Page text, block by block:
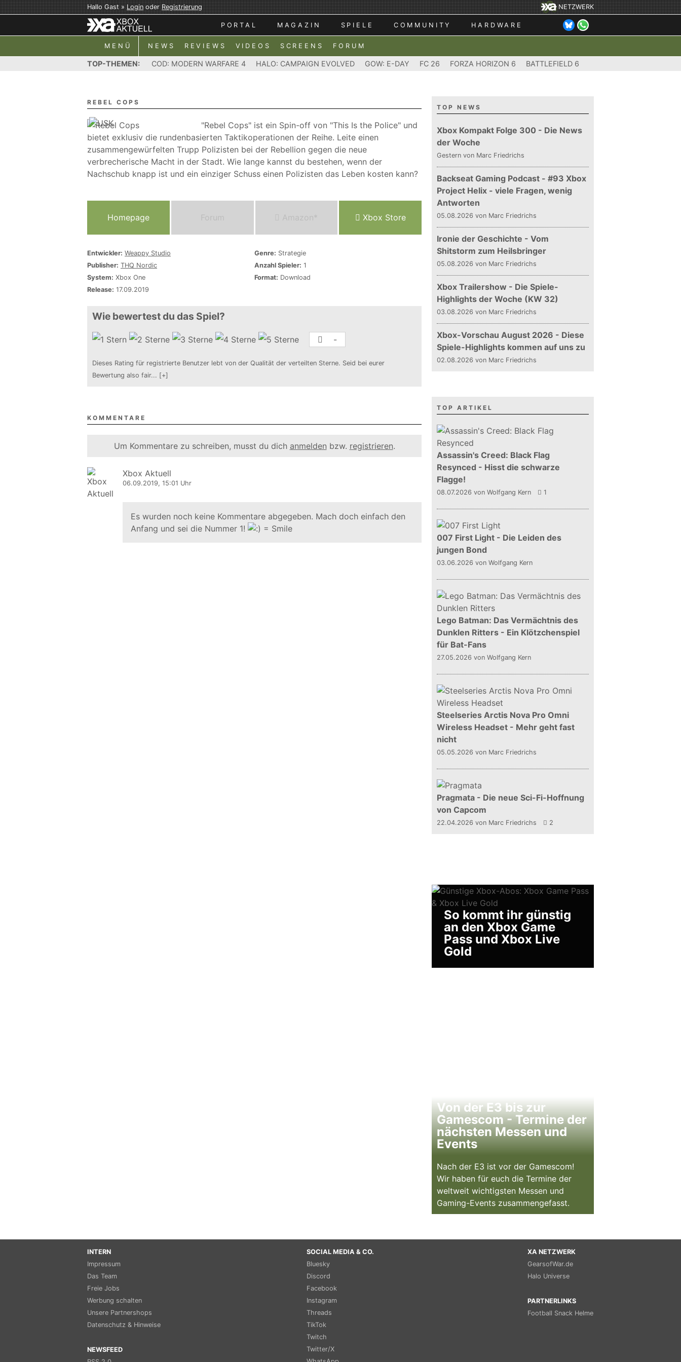
Hallo Gast »LoginoderRegistrierung NETZWERK
PORTAL MAGAZIN SPIELE COMMUNITY HARDWARE
MENÜ NEWS REVIEWS VIDEOS SCREENS FORUM
TOP-THEMEN: COD: MODERN WARFARE 4 HALO: CAMPAIGN EVOLVED GOW: E-DAY FC 26 FORZA HORIZON 6 BATTLEFIELD 6
REBEL COPS
"Rebel Cops" ist ein Spin-off von "This Is the Police" und
bietet exklusiv die rundenbasierten Taktikoperationen der Reihe. Leite einen
zusammengewürfelten Trupp Polizisten bei der Rebellion gegen die neue
verbrecherische Macht in der Stadt. Wie lange kannst du bestehen, wenn der
Nachschub knapp ist und ein einziger Schuss einen Polizisten das Leben kosten kann?
Homepage Forum Amazon* Xbox Store
Entwickler: Weappy Studio
Publisher: THQ Nordic
System: Xbox One
Genre: Strategie
Anzahl Spieler: 1
Format: Download
Release: 17.09.2019
Wie bewertest du das Spiel?
-
Dieses Rating für registrierte Benutzer lebt von der Qualität der verteilten Sterne. Seid bei eurer
Bewertung also fair... [+]
KOMMENTARE
Um Kommentare zu schreiben, musst du dich anmelden bzw. registrieren.
Xbox Aktuell
06.09.2019, 15:01 Uhr
Es wurden noch keine Kommentare abgegeben. Mach doch einfach den
Anfang und sei die Nummer 1!
TOP NEWS
Xbox Kompakt Folge 300 - Die News
der Woche
Gestern von Marc Friedrichs
Backseat Gaming Podcast - #93 Xbox
Project Helix - viele Fragen, wenig
Antworten
05.08.2026 von Marc Friedrichs
Ironie der Geschichte - Vom
Shitstorm zum Heilsbringer
05.08.2026 von Marc Friedrichs
Xbox Trailershow - Die Spiele-
Highlights der Woche (KW 32)
03.08.2026 von Marc Friedrichs
Xbox-Vorschau August 2026 - Diese
Spiele-Highlights kommen auf uns zu
02.08.2026 von Marc Friedrichs
TOP ARTIKEL
Assassin's Creed: Black Flag
Resynced - Hisst die schwarze
Flagge!
08.07.2026 von Wolfgang Kern 1
007 First Light - Die Leiden des
jungen Bond
03.06.2026 von Wolfgang Kern
Lego Batman: Das Vermächtnis des
Dunklen Ritters - Ein Klötzchenspiel
für Bat-Fans
27.05.2026 von Wolfgang Kern
Steelseries Arctis Nova Pro Omni
Wireless Headset - Mehr geht fast
nicht
05.05.2026 von Marc Friedrichs
Pragmata - Die neue Sci-Fi-Hoffnung
von Capcom
22.04.2026 von Marc Friedrichs 2
So kommt ihr günstig
an den Xbox Game
Pass und Xbox Live
Gold
Von der E3 bis zur
Gamescom - Termine der
nächsten Messen und
Events
Nach der E3 ist vor der Gamescom!
Wir haben für euch die Termine der
weltweit wichtigsten Messen und
Gaming-Events zusammengefasst.
INTERN
Impressum
Das Team
Freie Jobs
Werbung schalten
Unsere Partnershops
Datenschutz & Hinweise
NEWSFEED
SOCIAL MEDIA & CO.
Bluesky
Discord
Facebook
Instagram
Threads
TikTok
Twitch
Twitter/X
XA NETZWERK
GearsofWar.de
Halo Universe
PARTNERLINKS
Football Snack Helme